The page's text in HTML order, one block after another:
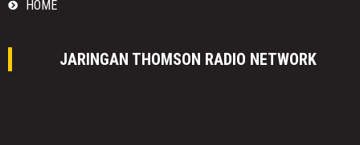
HOME
JARINGAN THOMSON RADIO NETWORK